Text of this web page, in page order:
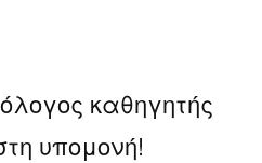
καθηγητής
υπομονή!